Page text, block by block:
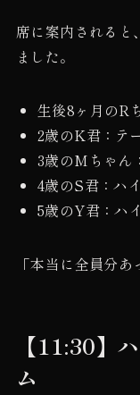
席に案内されると
ました。
生後8ヶ月のR
2歳のK君：テ
3歳のMちゃん
4歳のS君：ハ
5歳のY君：ハ
「本当に全員分
【11:30】
ム